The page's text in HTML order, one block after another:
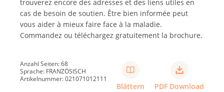
trouverez encore des adresses et des liens utiles en
cas de besoin de soutien. Être bien informée peut
vous aider à mieux faire face à la maladie.
Commandez ou téléchargez gratuitement la brochure.
Anzahl Seiten: 68
Sprache: FRANZÖSISCH
Artikelnummer: 021071012111
Blättern PDF Download